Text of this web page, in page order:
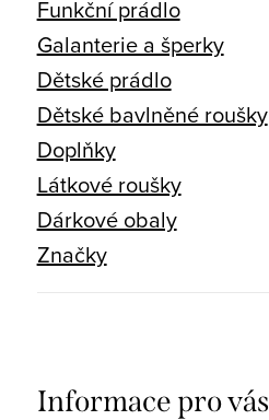
Funkční prádlo
Galanterie a šperky
Dětské prádlo
Dětské bavlněné roušky
Doplňky
Látkové roušky
Dárkové obaly
Značky
Informace pro vás